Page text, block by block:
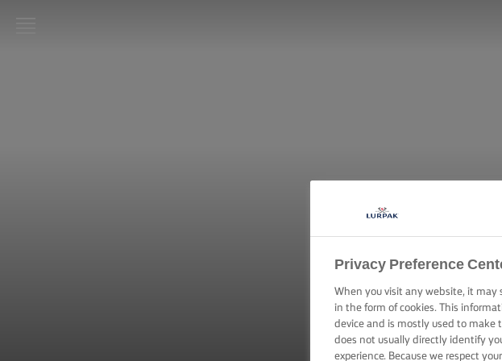
Privacy Preference
When you visit any website, it may
in the form of cookies. This
device and is mostly used to make
does not usually directly identify
experience. Because we respect